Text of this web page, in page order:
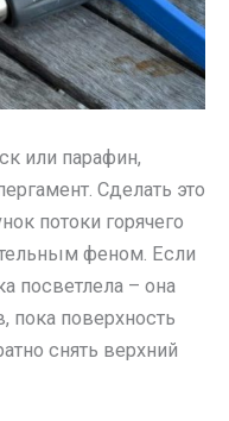
или парафин,
Сделать это
потоки горячего
феном. Если
посветлела – она
пока поверхность
снять верхний